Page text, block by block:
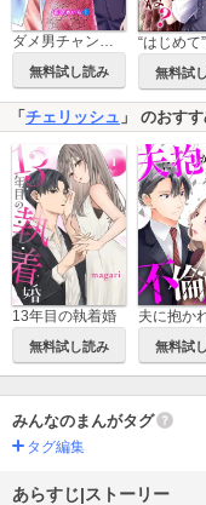
ダメ男チャンネル～アプリで出会ったダメ男・自称メンヘラ製造機・男尊女卑男編～
無料試し読み 無料試
「チェリッシュ 」 のおす
13年目の執着婚
無料試し読み 無料試
みんなのまんがタグ
タグ編集
あらすじ|ストーリー